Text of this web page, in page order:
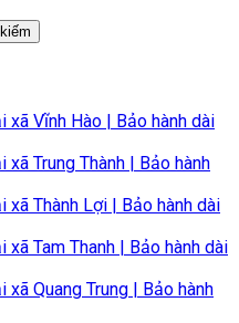
xã Vĩnh Hào | Bảo hành dài
Trung Thành | Bảo hành
Thành Lợi | Bảo hành dài
Tam Thanh | Bảo hành dài
Quang Trung | Bảo hành